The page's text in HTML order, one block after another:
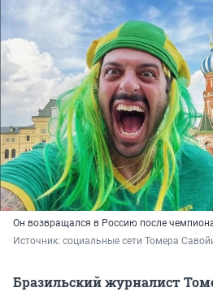
Он возвращался в Россию после
Источник: социальные сети Томера
Бразильский журналист